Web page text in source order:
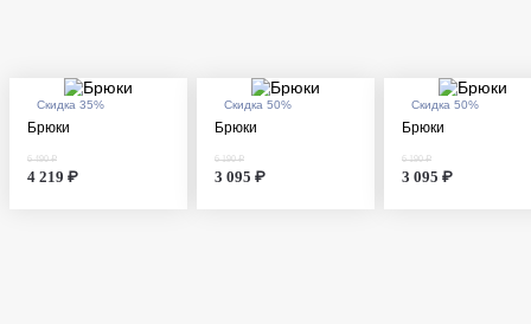
Скидка 35%
Брюки
6 490 ₽
4 219 ₽
Скидка 50%
Брюки
6 190 ₽
3 095 ₽
Скидка 50%
Брюки
6 190 ₽
3 095 ₽